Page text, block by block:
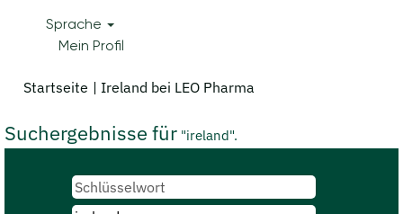
Sprache
Mein Profil
Startseite | Ireland bei LEO Pharma
Suchergebnisse für "ireland".